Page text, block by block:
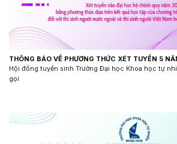
THÔNG BÁO VỀ PHƯƠNG THỨC XÉT TUYỂN 5
Hội đồng tuyển sinh Trường Đại học Khoa học tự
gọi